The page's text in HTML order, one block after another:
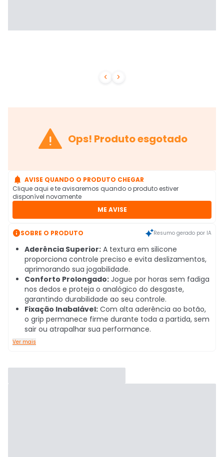
 
 Ops! Produto esgotado
 AVISE QUANDO O PRODUTO CHEGAR
Clique aqui e te avisaremos quando o produto estiver
disponível novamente
ME AVISE
SOBRE O PRODUTO Resumo gerado por IA
Aderência Superior: A textura em silicone
proporciona controle preciso e evita deslizamentos,
aprimorando sua jogabilidade.
Conforto Prolongado: Jogue por horas sem fadiga
nos dedos e proteja o analógico do desgaste,
garantindo durabilidade ao seu controle.
Fixação Inabalável: Com alta aderência ao botão,
o grip permanece firme durante toda a partida, sem
sair ou atrapalhar sua performance.
Ver mais